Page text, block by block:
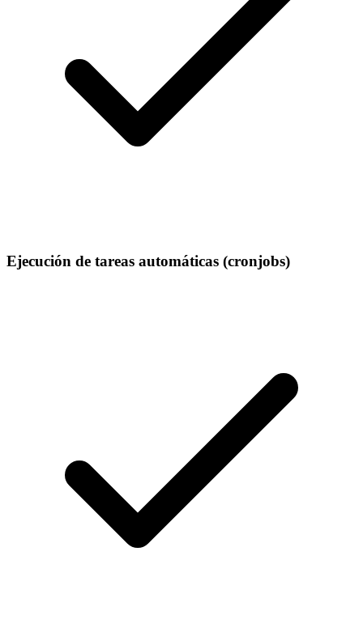
Ejecución de tareas automáticas (cronjobs)